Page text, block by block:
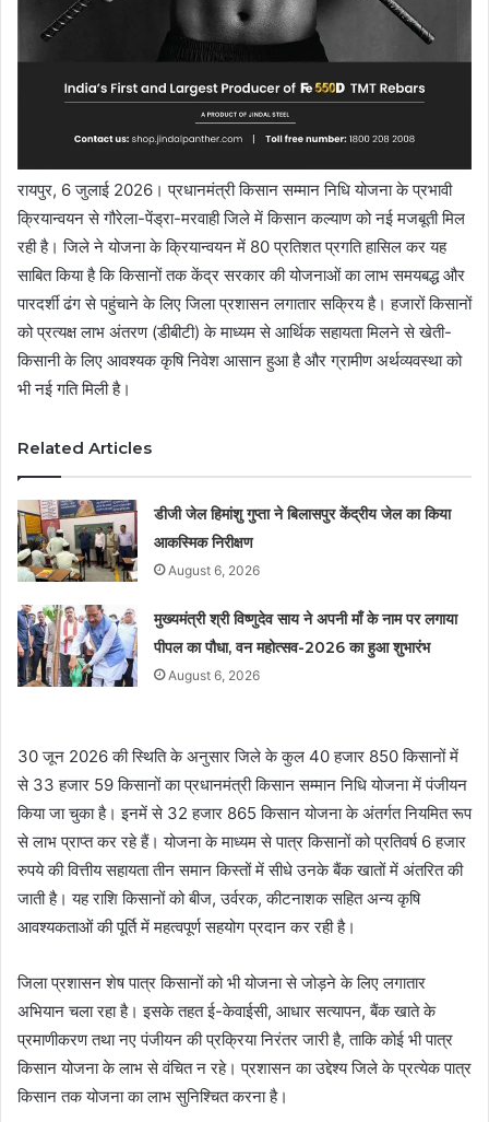
रायपुर, 6 जुलाई 2026। प्रधानमंत्री किसान सम्मान निधि योजना के प्रभावी
क्रियान्वयन से गौरेला-पेंड्रा-मरवाही जिले में किसान कल्याण को नई मजबूती मिल
रही है। जिले ने योजना के क्रियान्वयन में 80 प्रतिशत प्रगति हासिल कर यह
साबित किया है कि किसानों तक केंद्र सरकार की योजनाओं का लाभ समयबद्ध और
पारदर्शी ढंग से पहुंचाने के लिए जिला प्रशासन लगातार सक्रिय है। हजारों किसानों
को प्रत्यक्ष लाभ अंतरण (डीबीटी) के माध्यम से आर्थिक सहायता मिलने से खेती-
किसानी के लिए आवश्यक कृषि निवेश आसान हुआ है और ग्रामीण अर्थव्यवस्था को
भी नई गति मिली है।
Related Articles
डीजी जेल हिमांशु गुप्ता ने बिलासपुर केंद्रीय जेल का किया
आकस्मिक निरीक्षण
August 6, 2026
मुख्यमंत्री श्री विष्णुदेव साय ने अपनी माँ के नाम पर लगाया
पीपल का पौधा, वन महोत्सव-2026 का हुआ शुभारंभ
August 6, 2026
30 जून 2026 की स्थिति के अनुसार जिले के कुल 40 हजार 850 किसानों में
से 33 हजार 59 किसानों का प्रधानमंत्री किसान सम्मान निधि योजना में पंजीयन
किया जा चुका है। इनमें से 32 हजार 865 किसान योजना के अंतर्गत नियमित रूप
से लाभ प्राप्त कर रहे हैं। योजना के माध्यम से पात्र किसानों को प्रतिवर्ष 6 हजार
रुपये की वित्तीय सहायता तीन समान किस्तों में सीधे उनके बैंक खातों में अंतरित की
जाती है। यह राशि किसानों को बीज, उर्वरक, कीटनाशक सहित अन्य कृषि
आवश्यकताओं की पूर्ति में महत्वपूर्ण सहयोग प्रदान कर रही है।
जिला प्रशासन शेष पात्र किसानों को भी योजना से जोड़ने के लिए लगातार
अभियान चला रहा है। इसके तहत ई-केवाईसी, आधार सत्यापन, बैंक खाते के
प्रमाणीकरण तथा नए पंजीयन की प्रक्रिया निरंतर जारी है, ताकि कोई भी पात्र
किसान योजना के लाभ से वंचित न रहे। प्रशासन का उद्देश्य जिले के प्रत्येक पात्र
किसान तक योजना का लाभ सुनिश्चित करना है।